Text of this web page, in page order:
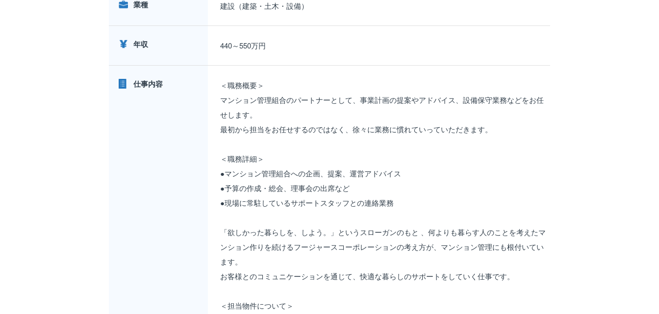
業種 建設（建築・土木・設備）
年収 440～550万円
仕事内容
＜職務概要＞
マンション管理組合のパートナーとして、事業計画の提案やアドバイス、設備保守業務などをお任
せします。
最初から担当をお任せするのではなく、徐々に業務に慣れていっていただきます。
＜職務詳細＞
●マンション管理組合への企画、提案、運営アドバイス
●予算の作成・総会、理事会の出席など
●現場に常駐しているサポートスタッフとの連絡業務
「欲しかった暮らしを、しよう。」というスローガンのもと 、何よりも暮らす人のことを考えたマ
ンション作りを続けるフージャースコーポレーションの考え方が、マンション管理にも根付いてい
ます。
お客様とのコミュニケーションを通じて、快適な暮らしのサポートをしていく仕事です。
＜担当物件について＞